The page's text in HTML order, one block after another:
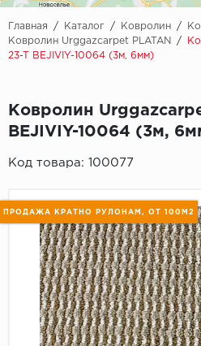
Паркет
Паркетная доска
Подложка
Пробковое покрытие
Главная / Каталог / Ковролин /
Ковролин Urggazcarpet PLATAN
/
23-T BEJIVIY-10064 (3м, 6мм)
Ковролин
BEJIVIY-10064 (3м,
Код товара: 100077
ПРОДАЖА КРАТНО РУЛОНАМ, ОТ 100М2